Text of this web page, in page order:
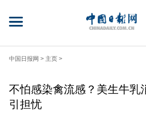
中国日报网 > 主页>
不怕感染禽流感？美生牛乳
引担忧